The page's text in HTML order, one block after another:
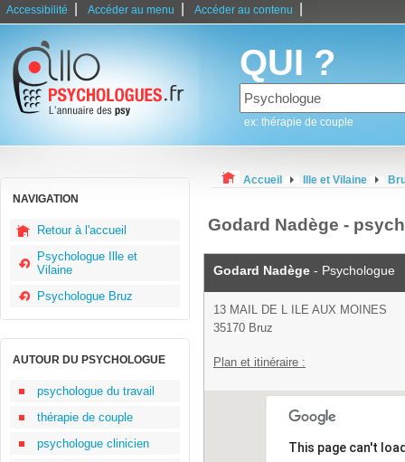
Accessibilité Accéder au menu Accéder au contenu
QUI ?
ex: thérapie de couple
NAVIGATION
Retour à l'accueil
Psychologue Ille et
Vilaine
Psychologue Bruz
AUTOUR DU PSYCHOLOGUE
psychologue du travail
thérapie de couple
psychologue clinicien
Accueil Ille et Vilaine
Godard Nadège -
Godard Nadège - Psychologue
13 MAIL DE L ILE AUX MOINES
35170 Bruz
Plan et itinéraire :
This page can't